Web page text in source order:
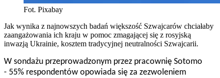
Fot. Pixabay
Jak wynika z najnowszych badań większość Szwajcarów chciałaby
zaangażowania ich kraju w pomoc zmagającej się z rosyjską
inwazją Ukrainie, kosztem tradycyjnej neutralności Szwajcarii.
W sondażu przeprowadzonym przez pracownię Sotomo
- 55% respondentów opowiada się za zezwoleniem